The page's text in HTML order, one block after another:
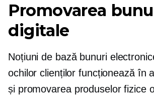
Promovarea
digitale
Noțiuni de bază bunuri
ochilor clienților funcționează în
și promovarea produselor fizice